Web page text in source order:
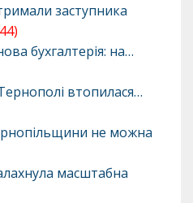
заступника
бухгалтерія: на…
втопилася…
не можна
масштабна